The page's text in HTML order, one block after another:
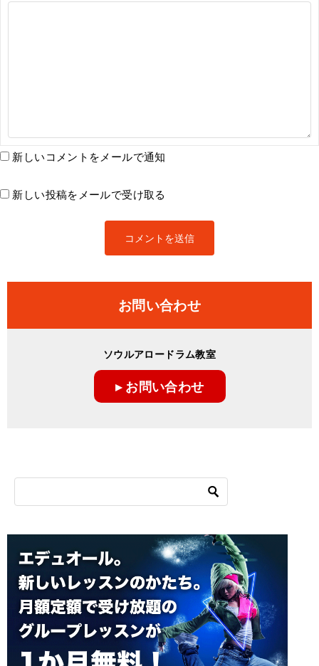
新しいコメントをメールで通知
新しい投稿をメールで受け取る
お問い合わせ
ソウルアロードラム教室
▸ お問い合わせ